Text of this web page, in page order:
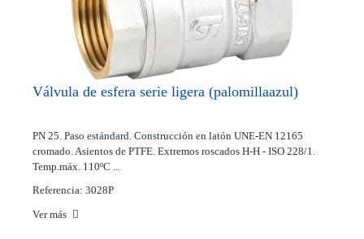
Válvula de esfera serie ligera (palomillaazul)
PN 25. Paso estándard. Construcción en latón UNE-EN 12165
cromado. Asientos de PTFE. Extremos roscados H-H - ISO 228/1.
Temp.máx. 110ºC ...
Referencia: 3028P
Ver más